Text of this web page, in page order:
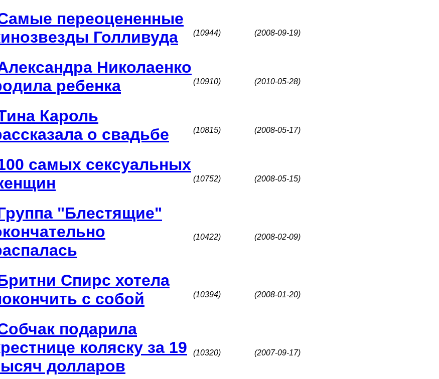
переоцененные
Голливуда
(10944) (2008-09-19)
Николаенко
ребенка
(10910) (2010-05-28)
Кароль
о свадьбе
(10815) (2008-05-17)
самых сексуальных
(10752) (2008-05-15)
"Блестящие"
(10422) (2008-02-09)
Спирс хотела
с собой
(10394) (2008-01-20)
подарила
коляску за 19
долларов
(10320) (2007-09-17)